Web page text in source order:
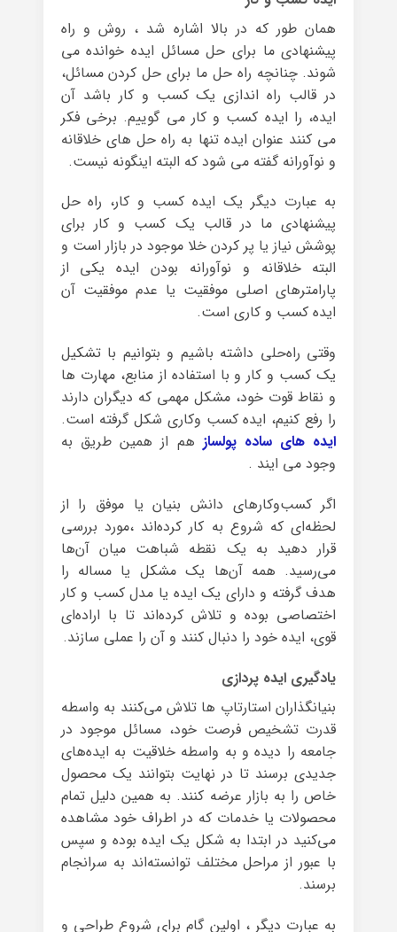
همان طور که در بالا اشاره شد ، روش و راه
پیشنهادی ما برای حل مسائل ایده خوانده می
شوند. چنانچه راه حل ما برای حل کردن مسائل،
در قالب راه اندازی یک کسب و کار باشد آن
ایده، را ایده کسب و کار می گوییم. برخی فکر
می کنند عنوان ایده تنها به راه حل های خلاقانه
و نوآورانه گفته می شود که البته اینگونه نیست.
به عبارت دیگر یک ایده کسب و کار، راه حل
پیشنهادی ما در قالب یک کسب و کار برای
پوشش نیاز یا پر کردن خلا موجود در بازار است و
البته خلاقانه و نوآورانه بودن ایده یکی از
پارامترهای اصلی موفقیت یا عدم موفقیت آن
ایده کسب و کاری است.
وقتی راه‌حلی داشته باشیم و بتوانیم با تشکیل
یک کسب و کار و با استفاده از منابع، مهارت ها
و نقاط قوت خود، مشکل مهمی که دیگران دارند
را رفع کنیم، ایده کسب وکاری شکل گرفته است.
ایده های ساده پولساز هم از همین طریق به
وجود می ایند .
اگر کسب‌وکارهای دانش بنیان یا موفق را از
لحظه‌ای که شروع به کار کرده‌اند ،مورد بررسی
قرار دهید به یک نقطه شباهت میان آن‌ها
می‌رسید. همه‌ آن‌ها یک مشکل یا مساله را
هدف گرفته و دارای یک ایده یا مدل کسب و کار
اختصاصی بوده و تلاش کرده‌اند تا با اراده‌ای
قوی، ایده‌ خود را دنبال کنند و آن را عملی سازند.
یادگیری ایده پردازی
بنیانگذاران استارتاپ ها تلاش می‌کنند به ‌واسطه‌
قدرت تشخیص فرصت خود، مسائل موجود در
جامعه را دیده و به واسطه خلاقیت به ایده‌های
جدیدی برسند تا در نهایت بتوانند یک محصول
خاص را به بازار عرضه کنند. به همین دلیل تمام
محصولات یا خدمات که در اطراف خود مشاهده
می‌کنید در ابتدا به شکل یک ایده بوده و سپس
با عبور از مراحل مختلف توانسته‌اند به سرانجام
برسند.
به عبارت دیگر ، اولین گام برای شروع طراحی و